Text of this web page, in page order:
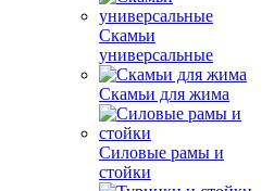
Скамьи
универсальные
Скамьи для жима
Силовые рамы и
стойки